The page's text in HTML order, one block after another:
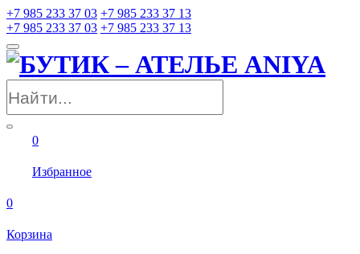
+7 985 233 37 03 +7 985 233 37 13
+7 985 233 37 03 +7 985 233 37 13
0
Избранное
0
Корзина